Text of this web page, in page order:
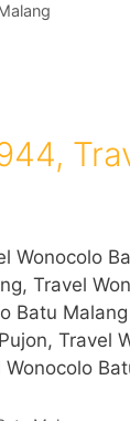
Travel
Batu
Travel